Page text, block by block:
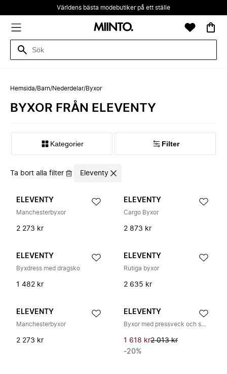
Världens bästa modebutiker på ett ställe
Hemsida/Barn/Nederdelar/Byxor
BYXOR FRÅN ELEVENTY
Kategorier Filter
Ta bort alla filter Eleventy
ELEVENTY
Manchesterbyxor
2 273 kr
ELEVENTY
Cargo Byxor
2 873 kr
ELEVENTY
Byxdress med dragsko
1 482 kr
ELEVENTY
Rutiga byxor
2 635 kr
ELEVENTY
Manchesterbyxor
2 273 kr
ELEVENTY
Byxor med pressveck och smal passform
1 618 kr2 013 kr
-20%